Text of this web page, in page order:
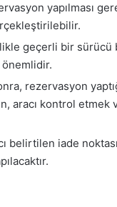
yapılması
geçerli bir sürücü
önemlidir.
rezervasyon
aracı kontrol etmek
iade